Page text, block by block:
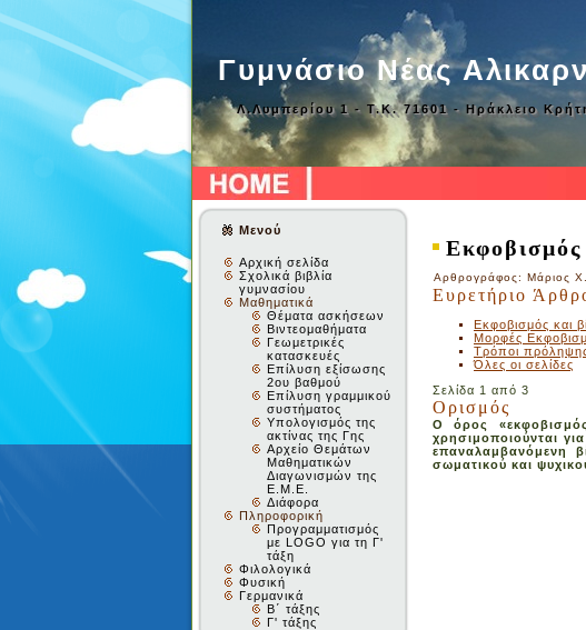
Γυμνάσιο Νέας
Λ.Λυμπερίου 1 - Τ.Κ. 71601 - Ηράκλειο
Μενού
Αρχική σελίδα
Σχολικά βιβλία
γυμνασίου
Μαθηματικά
Θέματα ασκήσεων
Βιντεομαθήματα
Γεωμετρικές
κατασκευές
Επίλυση εξίσωσης
2ου βαθμού
Επίλυση γραμμικού
συστήματος
Υπολογισμός της
ακτίνας της Γης
Αρχείο Θεμάτων
Μαθηματικών
Διαγωνισμών της
Ε.Μ.Ε.
Διάφορα
Πληροφορική
Προγραμματισμός
με LOGO για τη Γ'
τάξη
Φιλολογικά
Φυσική
Γερμανικά
Β΄ τάξης
Γ' τάξης
Αρθρογράφος: Μάριος Χ.
Ευρετήριο
Εκφοβισμός και
Μορφές
Τρόποι πρόληψης
Όλες οι σελίδες
Σελίδα 1 από 3
Ορισμός
Ο όρος
χρησιμοποιούνται
επαναλαμβανόμενη
σωματικού και